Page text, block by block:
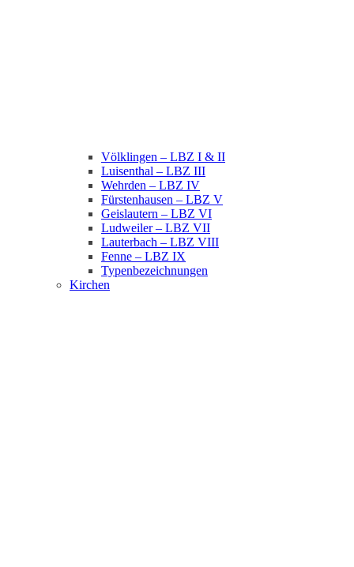
Völklingen – LBZ I & II
Luisenthal – LBZ III
Wehrden – LBZ IV
Fürstenhausen – LBZ V
Geislautern – LBZ VI
Ludweiler – LBZ VII
Lauterbach – LBZ VIII
Fenne – LBZ IX
Typenbezeichnungen
Kirchen